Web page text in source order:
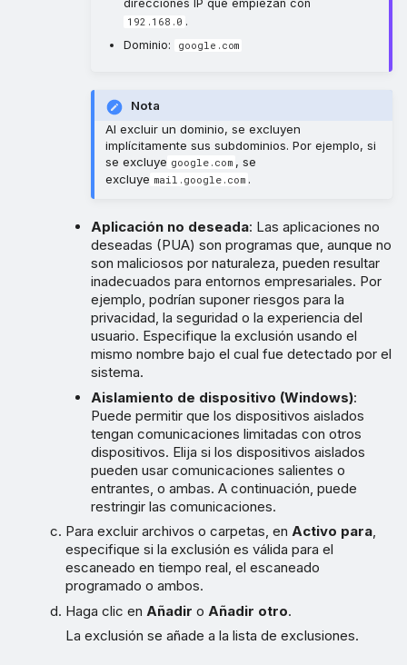
direcciones IP que empiezan con
192.168.0 .
Dominio:
google.com
Nota
Al excluir un dominio, se excluyen
implícitamente sus subdominios. Por ejemplo, si
se excluye google.com , se
excluye mail.google.com .
Aplicación no deseada: Las aplicaciones no
deseadas (PUA) son programas que, aunque no
son maliciosos por naturaleza, pueden resultar
inadecuados para entornos empresariales. Por
ejemplo, podrían suponer riesgos para la
privacidad, la seguridad o la experiencia del
usuario. Especifique la exclusión usando el
mismo nombre bajo el cual fue detectado por el
sistema.
Aislamiento de dispositivo (Windows):
Puede permitir que los dispositivos aislados
tengan comunicaciones limitadas con otros
dispositivos. Elija si los dispositivos aislados
pueden usar comunicaciones salientes o
entrantes, o ambas. A continuación, puede
restringir las comunicaciones.
Para excluir archivos o carpetas, enActivo para,
especifique si la exclusión es válida para el
escaneado en tiempo real, el escaneado
programado o ambos.
Haga clic en Añadir o Añadir otro.
La exclusión se añade a la lista de exclusiones.